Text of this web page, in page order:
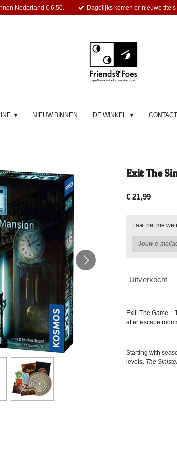
Nederland € 6,50. Dagelijks komen er nieuwe
NIEUW BINNEN DE WINKEL CONTACT
Exit The
€ 21,99
Laat het me
Uitverkocht
Exit: The Game –
after escape
Starting with
levels. The